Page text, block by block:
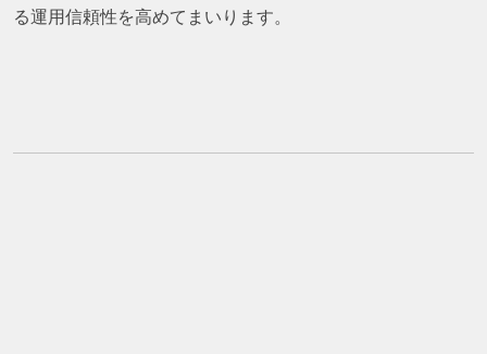
る運用信頼性を高めてまいります。